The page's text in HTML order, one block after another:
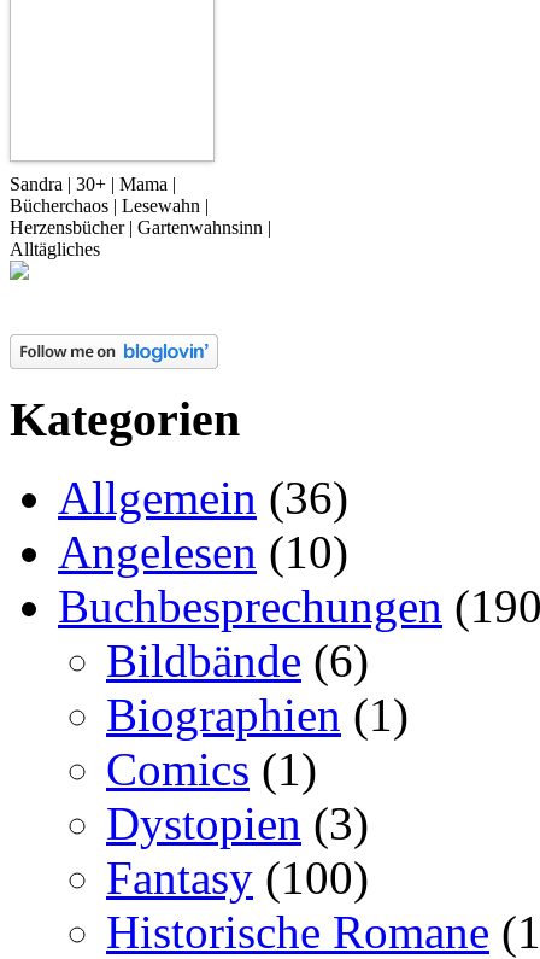
Sandra | 30+ | Mama |
Bücherchaos | Lesewahn |
Herzensbücher | Gartenwahnsinn |
Alltägliches
Kategorien
Allgemein (36)
Angelesen (10)
Buchbesprechungen
Bildbände (6)
Biographien (1)
Comics (1)
Dystopien (3)
Fantasy (100)
Historische Romane